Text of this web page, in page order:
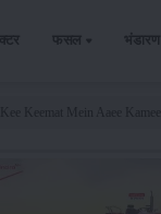
फसल भंडारण